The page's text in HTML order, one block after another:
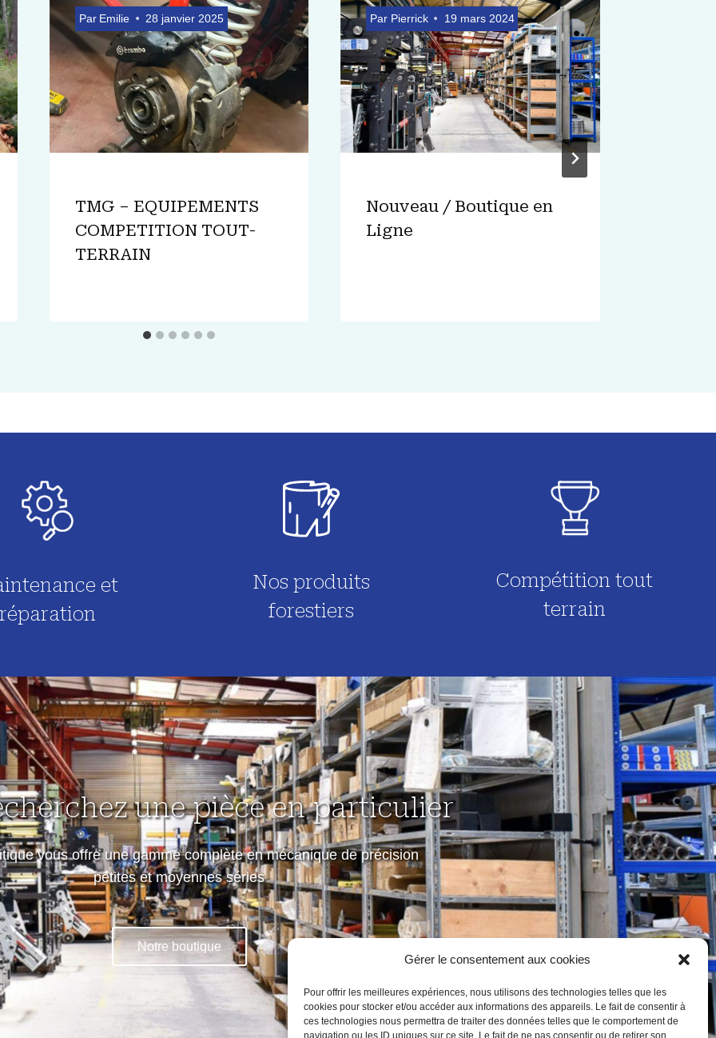
Gérer le consentement aux cookies
Pour offrir les meilleures expériences, nous utilisons des technologies telles que les
cookies pour stocker et/ou accéder aux informations des appareils. Le fait de consentir à
ces technologies nous permettra de traiter des données telles que le comportement de
navigation ou les ID uniques sur ce site. Le fait de ne pas consentir ou de retirer son
TMG – EQUIPEMENTS
COMPETITION TOUT-
TERRAIN
Par Emilie 28 janvier 2025
Nouveau / Boutique en
Ligne
Par Pierrick 19 mars 2024
et
réparation
Nos produits
forestiers
Compétition tout
terrain
une pièce en particulier
vous offre une gamme complète en mécanique de précision
petites et moyennes séries
Notre boutique